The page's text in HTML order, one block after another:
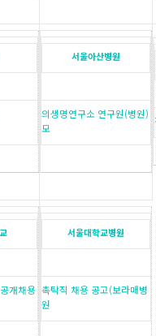
서울아산병원
의생명연구소 연구원(병원)
모
개채용
서울대학교병원
촉탁직 채용 공고(보라매병
원